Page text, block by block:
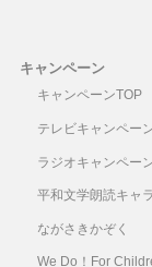
キャンペーン
キャンペーンTOP
テレビキャンペー
ラジオキャンペー
平和文学朗読キャ
ながさきかぞく
We Do！For